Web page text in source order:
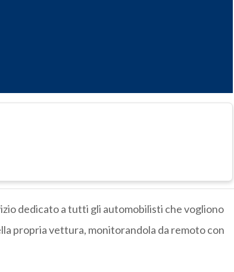
dedicato a tutti gli automobilisti che vogliono
propria vettura, monitorandola da remoto con